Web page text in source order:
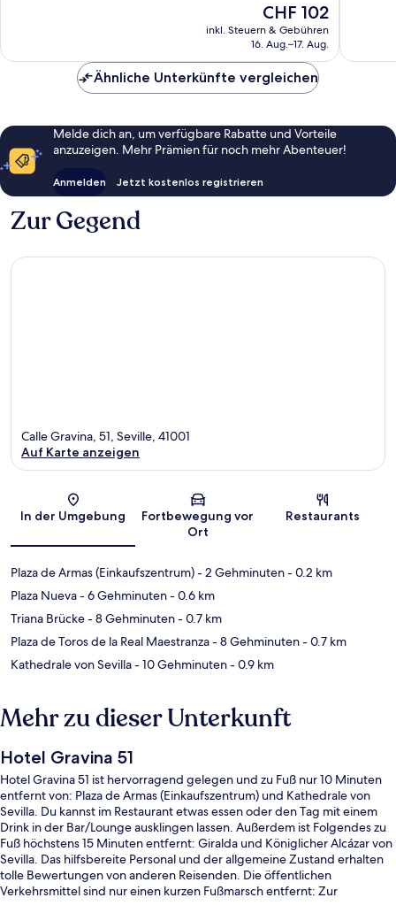
Der
Preis
beträgt
CHF 102
inkl. Steuern & Gebühren
16. Aug.–17. Aug.
Ähnliche Unterkünfte vergleichen
Melde dich an, um verfügbare Rabatte und Vorteile
anzuzeigen. Mehr Prämien für noch mehr Abenteuer!
Anmelden Jetzt kostenlos registrieren
Zur Gegend
Karte
Calle Gravina, 51, Seville, 41001
Auf Karte anzeigen
In der Umgebung
Fortbewegung vor
Ort
Restaurants
Plaza de Armas (Einkaufszentrum)- 2 Gehminuten- 0.2 km
Plaza Nueva- 6 Gehminuten- 0.6 km
Triana Brücke- 8 Gehminuten- 0.7 km
Plaza de Toros de la Real Maestranza- 8 Gehminuten- 0.7 km
Kathedrale von Sevilla- 10 Gehminuten- 0.9 km
Mehr zu dieser Unterkunft
Hotel Gravina 51
Hotel Gravina 51 ist hervorragend gelegen und zu Fuß nur 10 Minuten
entfernt von: Plaza de Armas (Einkaufszentrum) und Kathedrale von
Sevilla. Du kannst im Restaurant etwas essen oder den Tag mit einem
Drink in der Bar/Lounge ausklingen lassen. Außerdem ist Folgendes zu
Fuß höchstens 15 Minuten entfernt: Giralda und Königlicher Alcázar von
Sevilla. Das hilfsbereite Personal und der allgemeine Zustand erhalten
tolle Bewertungen von anderen Reisenden. Die öffentlichen
Verkehrsmittel sind nur einen kurzen Fußmarsch entfernt: Zur